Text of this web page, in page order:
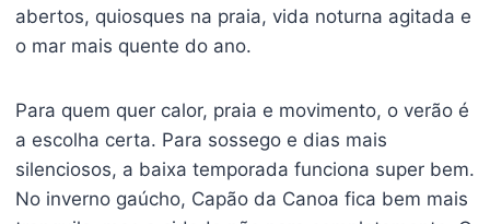
abertos, quiosques na praia, vida noturna agitada e
o mar mais quente do ano.
Para quem quer calor, praia e movimento, o verão é
a escolha certa. Para sossego e dias mais
silenciosos, a baixa temporada funciona super bem.
No inverno gaúcho, Capão da Canoa fica bem mais